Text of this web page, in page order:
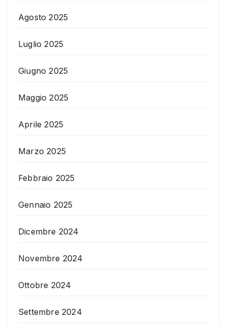
Agosto 2025
Luglio 2025
Giugno 2025
Maggio 2025
Aprile 2025
Marzo 2025
Febbraio 2025
Gennaio 2025
Dicembre 2024
Novembre 2024
Ottobre 2024
Settembre 2024